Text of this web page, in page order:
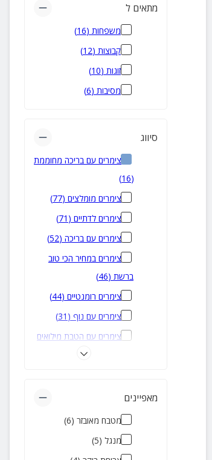
מתאים ל
משפחות (
16
)
קבוצות (
12
)
זוגות (
10
)
מסיבות (
6
)
סיווג
צימרים עם בריכה מחוממת
(
16
)
צימרים מומלצים (
77
)
צימרים לדתיים (
71
)
צימרים עם בריכה (
52
)
צימרים במחיר הכי טוב
ברשת (
46
)
צימרים רומנטיים (
44
)
צימרים עם נוף (
31
)
צימרים עם הטבת מילואים
צימרים עם בריכה פרטית
(
20
)
צימרים שמקבלים כלבים
מאפיינים
מטבח מאובזר (
6
)
מנגל (
5
)